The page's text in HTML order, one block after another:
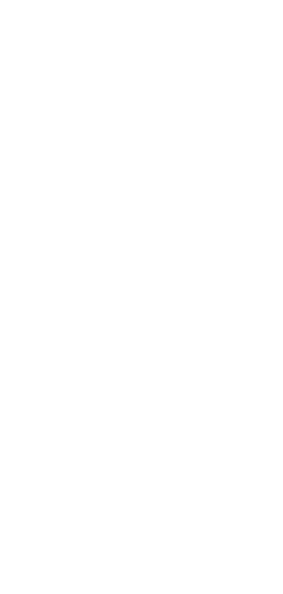
poze cu modele de manichiuri!❤️